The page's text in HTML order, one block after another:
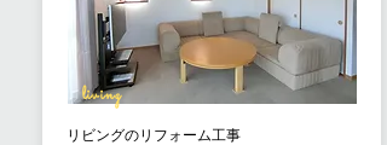
リビングのリフォーム工事
living